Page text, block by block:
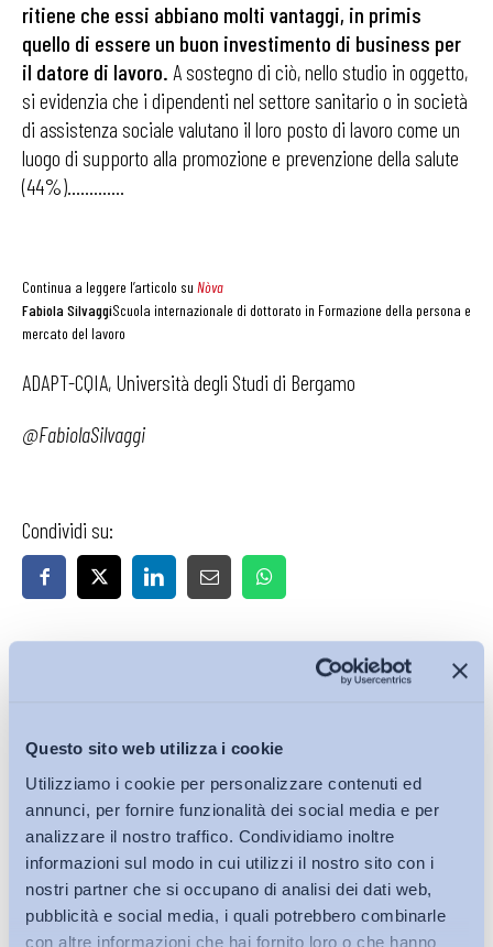
Questo sito web utilizza i cookie
Utilizziamo i cookie per personalizzare contenuti ed
annunci, per fornire funzionalità dei social media e per
analizzare il nostro traffico. Condividiamo inoltre
informazioni sul modo in cui utilizzi il nostro sito con i
nostri partner che si occupano di analisi dei dati web,
pubblicità e social media, i quali potrebbero combinarle
con altre informazioni che hai fornito loro o che hanno
ritiene che essi abbiano molti vantaggi, in primis
quello di essere un buon investimento di business per
il datore di lavoro. A sostegno di ciò, nello studio in oggetto,
si evidenzia che i dipendenti nel settore sanitario o in società
di assistenza sociale valutano il loro posto di lavoro come un
luogo di supporto alla promozione e prevenzione della salute
(44%)………….
Continua a leggere l’articolo su Nòva
Fabiola SilvaggiScuola internazionale di dottorato in Formazione della persona e
mercato del lavoro
ADAPT-CQIA, Università degli Studi di Bergamo
@FabiolaSilvaggi
Condividi su:
Ultimi Interventi